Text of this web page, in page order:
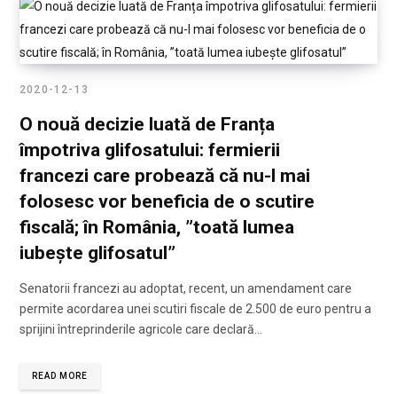
2020-12-13
O nouă decizie luată de Franța
împotriva glifosatului: fermierii
francezi care probează că nu-l mai
folosesc vor beneficia de o scutire
fiscală; în România, ”toată lumea
iubește glifosatul”
Senatorii francezi au adoptat, recent, un amendament care
permite acordarea unei scutiri fiscale de 2.500 de euro pentru a
sprijini întreprinderile agricole care declară…
READ MORE